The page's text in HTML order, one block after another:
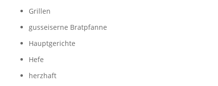
Grillen
gusseiserne Bratpfanne
Hauptgerichte
Hefe
herzhaft